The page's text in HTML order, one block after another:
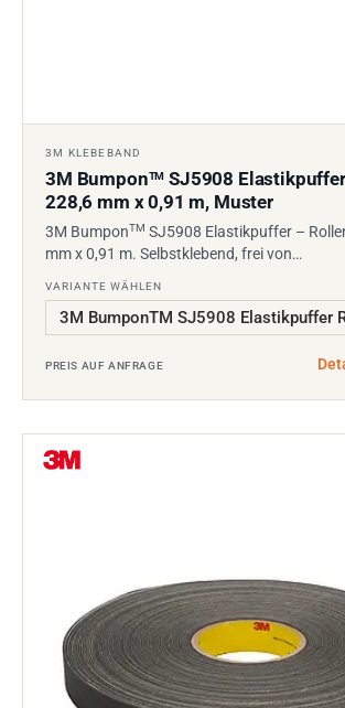
3M KLEBEBAND
3M BumponTM SJ5908
228,6 mm x 0,91 m, Muster
3M BumponTM SJ5908 Elastikpuffer –
mm x 0,91 m. Selbstklebend, frei von…
VARIANTE WÄHLEN
PREIS AUF ANFRAGE